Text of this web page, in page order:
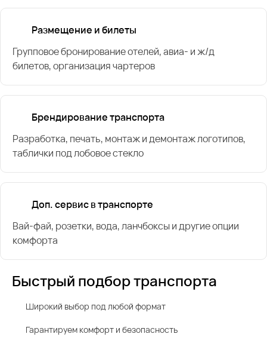
Размещение и билеты
Групповое бронирование отелей, авиа- и ж/д
билетов, организация чартеров
Брендирование транспорта
Разработка, печать, монтаж и демонтаж логотипов,
таблички под лобовое стекло
Доп. сервис в транспорте
Вай-фай, розетки, вода, ланчбоксы и другие опции
комфорта
Быстрый подбор транспорта
Широкий выбор под любой формат
Гарантируем комфорт и безопасность